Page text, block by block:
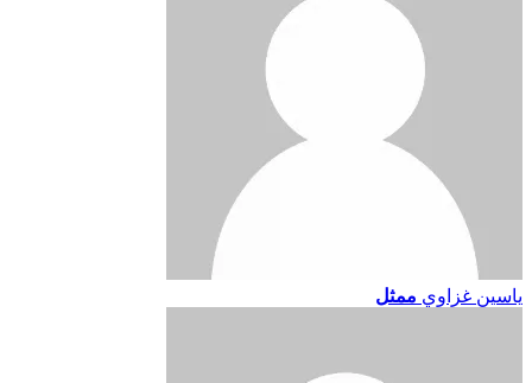
ياسين غزاوي ممثل